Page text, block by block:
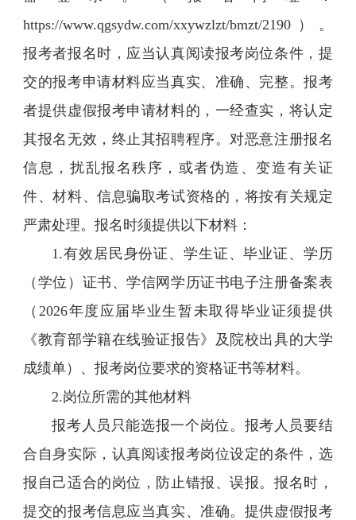
https://www.qgsydw.com/xxywzlzt/bmzt/2190）。
报考者报名时，应当认真阅读报考岗位条件，提
交的报考申请材料应当真实、准确、完整。报考
者提供虚假报考申请材料的，一经查实，将认定
其报名无效，终止其招聘程序。对恶意注册报名
信息，扰乱报名秩序，或者伪造、变造有关证
件、材料、信息骗取考试资格的，将按有关规定
严肃处理。报名时须提供以下材料：
1.有效居民身份证、学生证、毕业证、学历
（学位）证书、学信网学历证书电子注册备案表
（2026年度应届毕业生暂未取得毕业证须提供
《教育部学籍在线验证报告》及院校出具的大学
成绩单）、报考岗位要求的资格证书等材料。
2.岗位所需的其他材料
报考人员只能选报一个岗位。报考人员要结
合自身实际，认真阅读报考岗位设定的条件，选
报自己适合的岗位，防止错报、误报。报名时，
提交的报考信息应当真实、准确。提供虚假报考